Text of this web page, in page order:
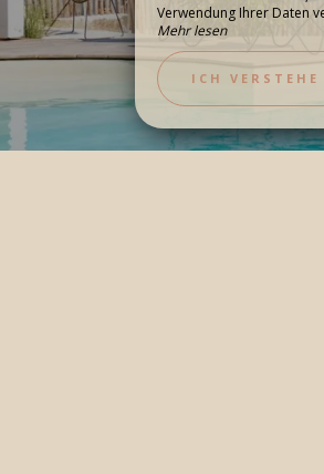
DIE INSEL
Verwendung Ihrer Daten
Mehr lesen
ICH VERSTEHE